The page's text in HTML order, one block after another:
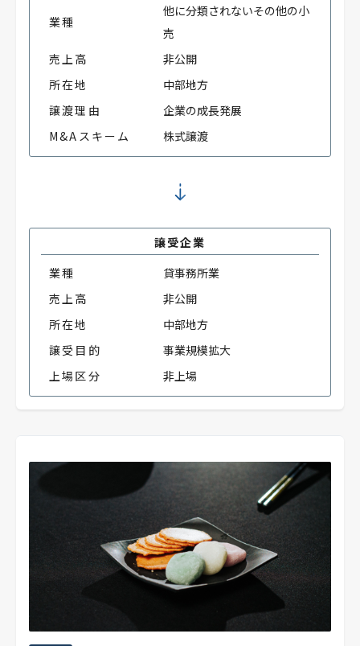
業種
他に分類されないその他の小
売
売上高
非公開
所在地
中部地方
譲渡理由
企業の成長発展
M&Aスキーム
株式譲渡
譲受企業
業種
貸事務所業
売上高
非公開
所在地
中部地方
譲受目的
事業規模拡大
上場区分
非上場